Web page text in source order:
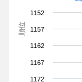
順位
1152
1157
1162
1167
1172